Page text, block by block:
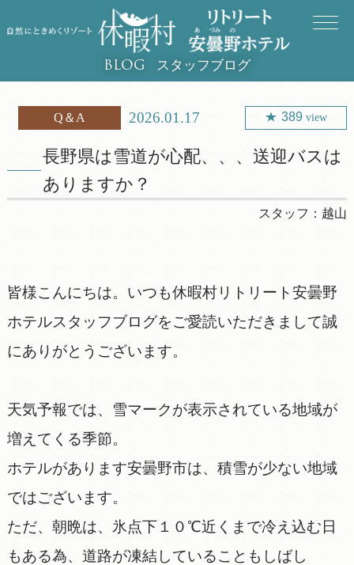
BLOG スタッフブログ
Q＆A 2026.01.17 389 view
長野県は雪道が心配、、、送迎バスは
ありますか？
スタッフ： 越山
皆様こんにちは。いつも休暇村リトリート安曇野
ホテルスタッフブログをご愛読いただきまして誠
にありがとうございます。
天気予報では、雪マークが表示されている地域が
増えてくる季節。
ホテルがあります安曇野市は、積雪が少ない地域
ではございます。
ただ、朝晩は、氷点下１０℃近くまで冷え込む日
もある為、道路が凍結していることもしばし